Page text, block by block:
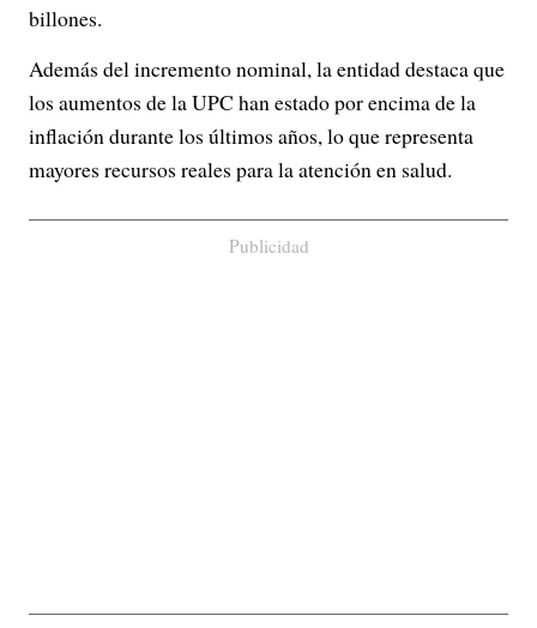
billones.
Además del incremento nominal, la entidad destaca que
los aumentos de la UPC han estado por encima de la
inflación durante los últimos años, lo que representa
mayores recursos reales para la atención en salud.
Publicidad